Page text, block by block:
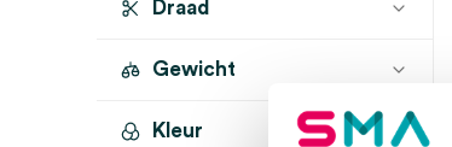
Draad
Gewicht
Kleur